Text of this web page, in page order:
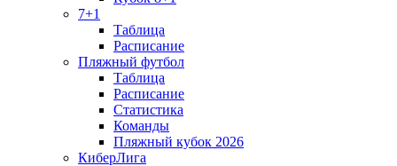
7+1
Таблица
Расписание
Пляжный футбол
Таблица
Расписание
Статистика
Команды
Пляжный кубок 2026
КиберЛига